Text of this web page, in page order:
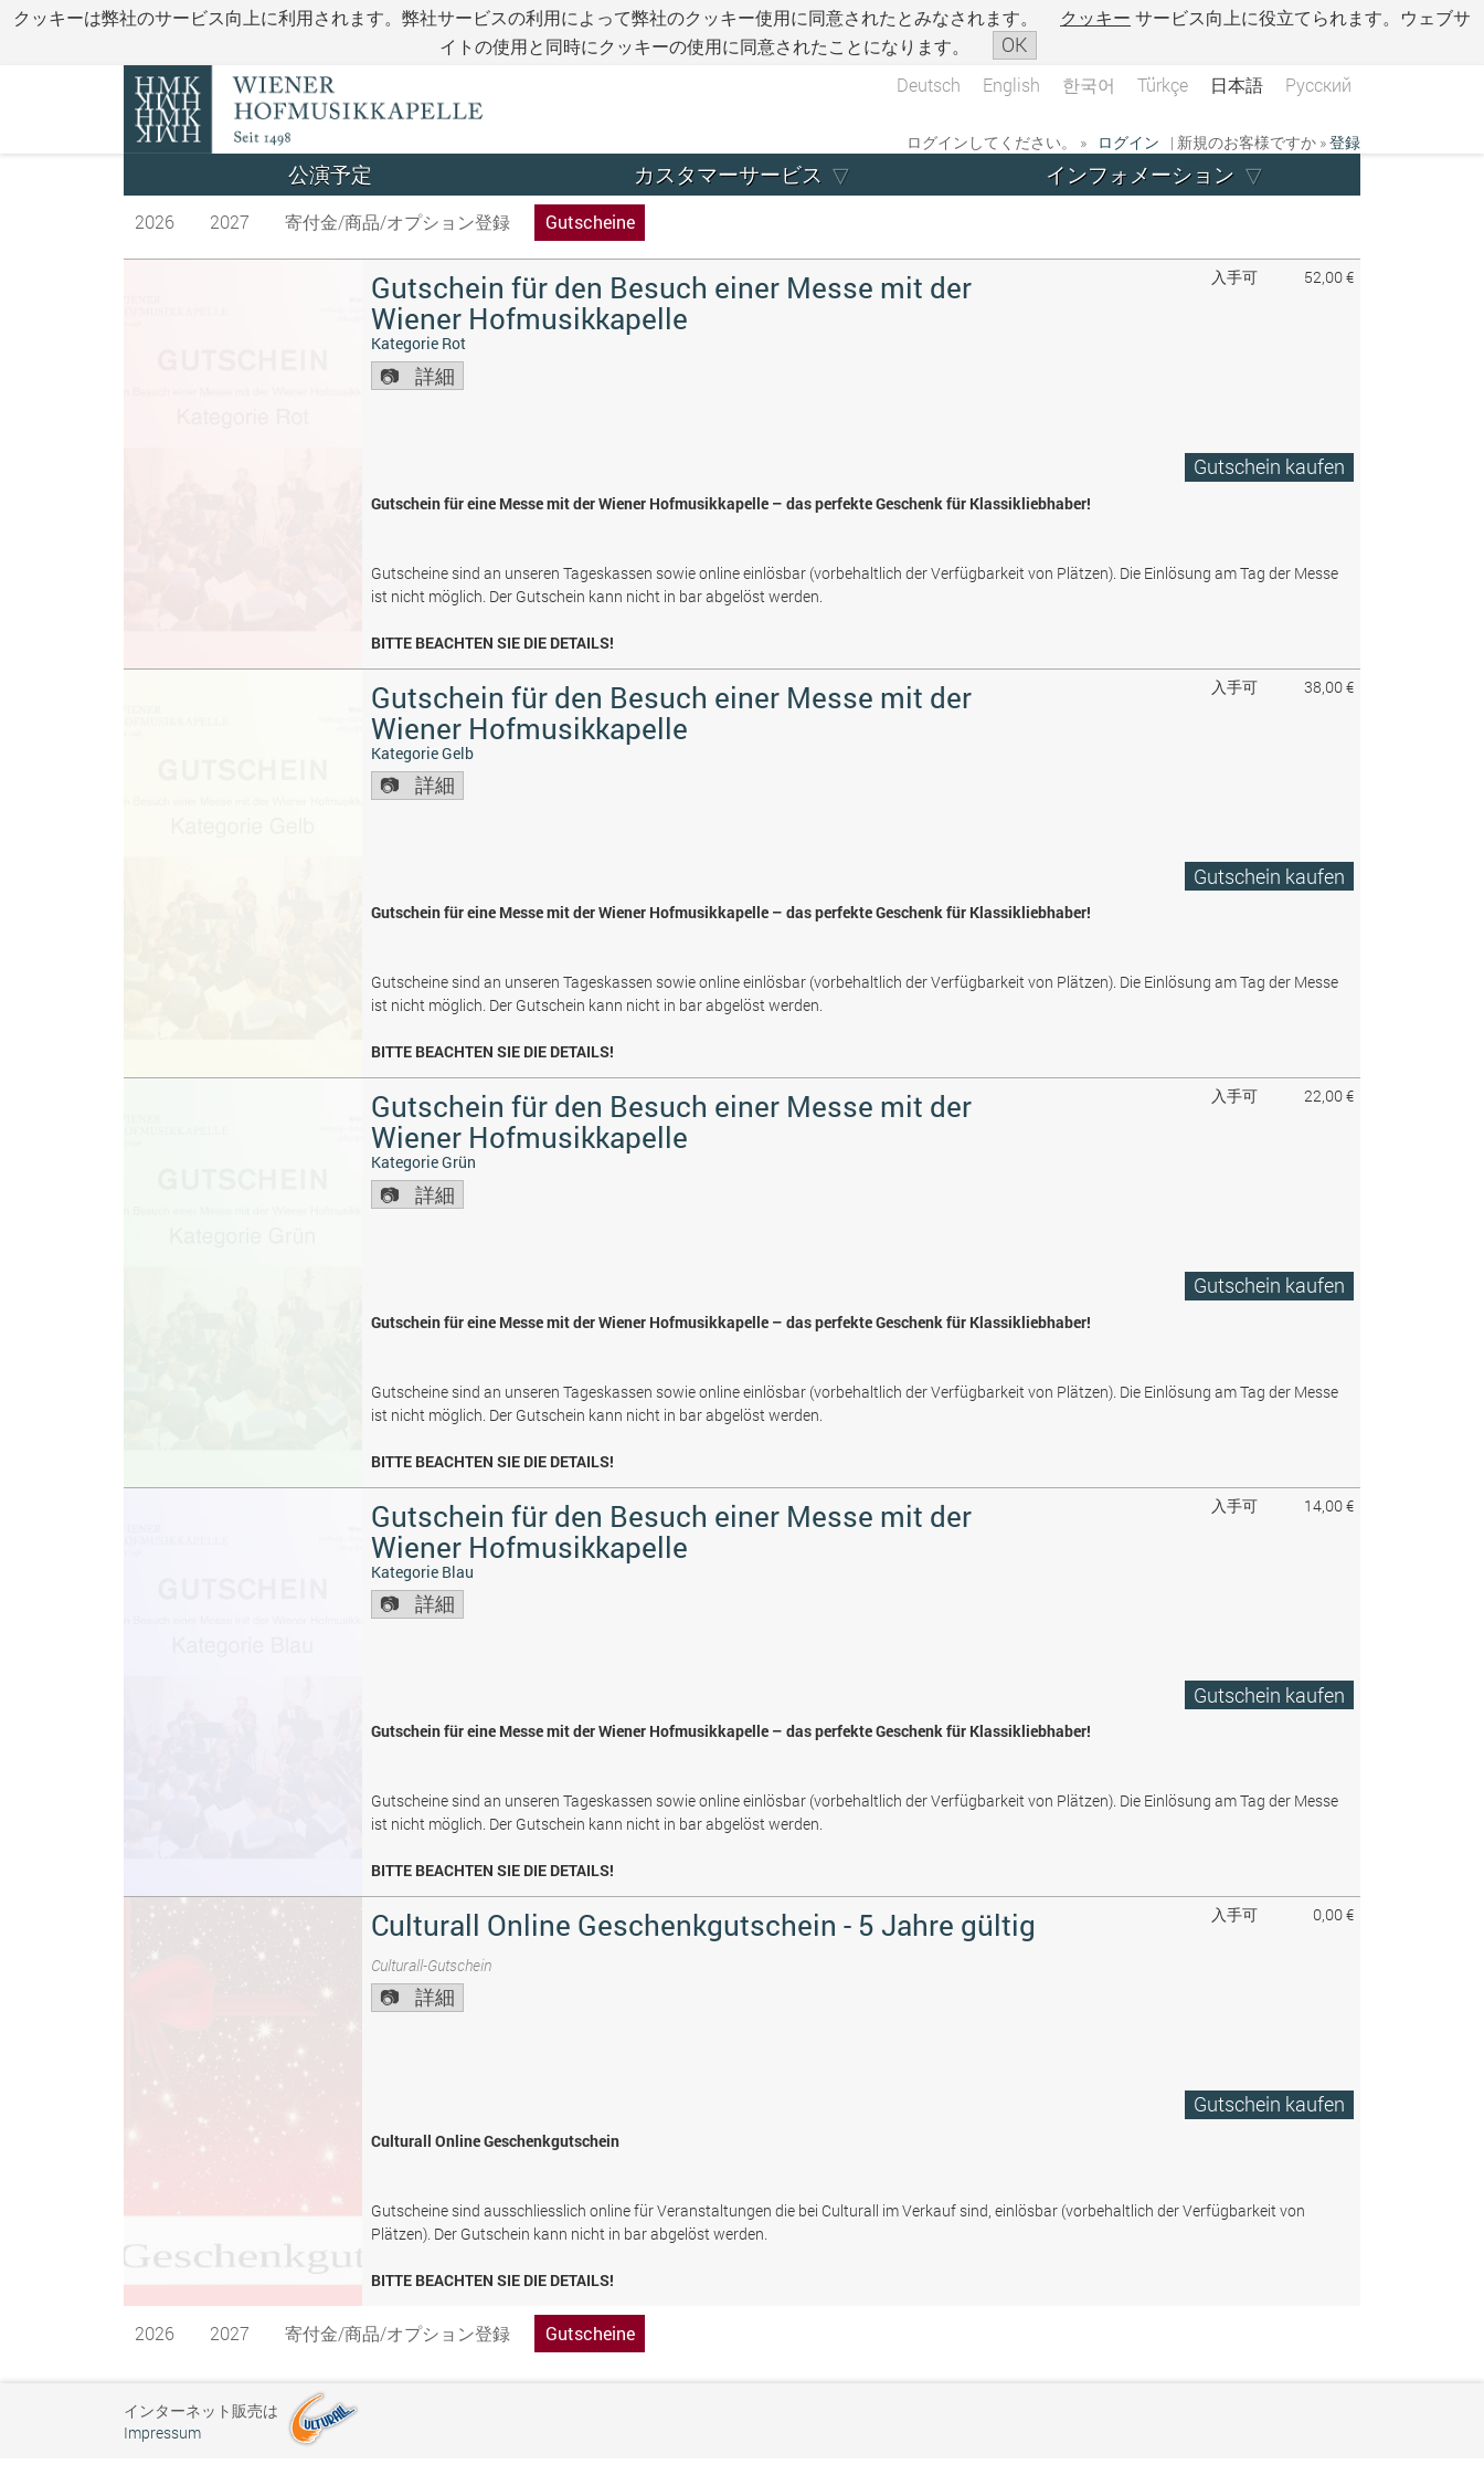
クッキーは弊社のサービス向上に利用されます。弊社サービスの利用によって弊社のクッキー使用に同意されたとみなされます。 クッキー サービス向上に役立てられます。ウェブサ
イトの使用と同時にクッキーの使用に同意されたことになります。
OK
Deutsch English 한국어 Türkçe 日本語 Русский
ログインしてください。 » ログイン | 新規のお客様ですか »登録
公演予定 カスタマーサービス インフォメーション
2026 2027 寄付金/商品/オプション登録 Gutscheine
入手可 52,00 €
Gutschein für den Besuch einer Messe mit der
Wiener Hofmusikkapelle
Kategorie Rot
詳細
Gutschein kaufen
Gutschein für eine Messe mit der Wiener Hofmusikkapelle – das perfekte Geschenk für Klassikliebhaber!
Gutscheine sind an unseren Tageskassen sowie online einlösbar (vorbehaltlich der Verfügbarkeit von Plätzen). Die Einlösung am Tag der Messe
ist nicht möglich. Der Gutschein kann nicht in bar abgelöst werden.
BITTE BEACHTEN SIE DIE DETAILS!
入手可 38,00 €
Gutschein für den Besuch einer Messe mit der
Wiener Hofmusikkapelle
Kategorie Gelb
詳細
Gutschein kaufen
Gutschein für eine Messe mit der Wiener Hofmusikkapelle – das perfekte Geschenk für Klassikliebhaber!
Gutscheine sind an unseren Tageskassen sowie online einlösbar (vorbehaltlich der Verfügbarkeit von Plätzen). Die Einlösung am Tag der Messe
ist nicht möglich. Der Gutschein kann nicht in bar abgelöst werden.
BITTE BEACHTEN SIE DIE DETAILS!
入手可 22,00 €
Gutschein für den Besuch einer Messe mit der
Wiener Hofmusikkapelle
Kategorie Grün
詳細
Gutschein kaufen
Gutschein für eine Messe mit der Wiener Hofmusikkapelle – das perfekte Geschenk für Klassikliebhaber!
Gutscheine sind an unseren Tageskassen sowie online einlösbar (vorbehaltlich der Verfügbarkeit von Plätzen). Die Einlösung am Tag der Messe
ist nicht möglich. Der Gutschein kann nicht in bar abgelöst werden.
BITTE BEACHTEN SIE DIE DETAILS!
入手可 14,00 €
Gutschein für den Besuch einer Messe mit der
Wiener Hofmusikkapelle
Kategorie Blau
詳細
Gutschein kaufen
Gutschein für eine Messe mit der Wiener Hofmusikkapelle – das perfekte Geschenk für Klassikliebhaber!
Gutscheine sind an unseren Tageskassen sowie online einlösbar (vorbehaltlich der Verfügbarkeit von Plätzen). Die Einlösung am Tag der Messe
ist nicht möglich. Der Gutschein kann nicht in bar abgelöst werden.
BITTE BEACHTEN SIE DIE DETAILS!
入手可 0,00 €
Culturall Online Geschenkgutschein - 5 Jahre gültig
Culturall-Gutschein
詳細
Gutschein kaufen
Culturall Online Geschenkgutschein
Gutscheine sind ausschliesslich online für Veranstaltungen die bei Culturall im Verkauf sind, einlösbar (vorbehaltlich der Verfügbarkeit von
Plätzen). Der Gutschein kann nicht in bar abgelöst werden.
BITTE BEACHTEN SIE DIE DETAILS!
2026 2027 寄付金/商品/オプション登録 Gutscheine
インターネット販売は
Impressum